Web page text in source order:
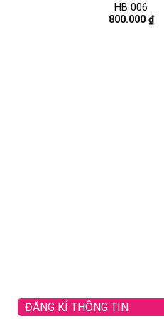
HB 006
800.000 ₫
ĐĂNG KÍ THÔNG TIN